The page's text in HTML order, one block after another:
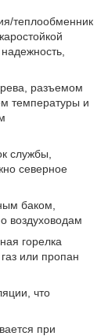
теплообменник
разъемом
температуры и
службы,
северное
баком,
воздуховодам
горелка
или пропан
что
при